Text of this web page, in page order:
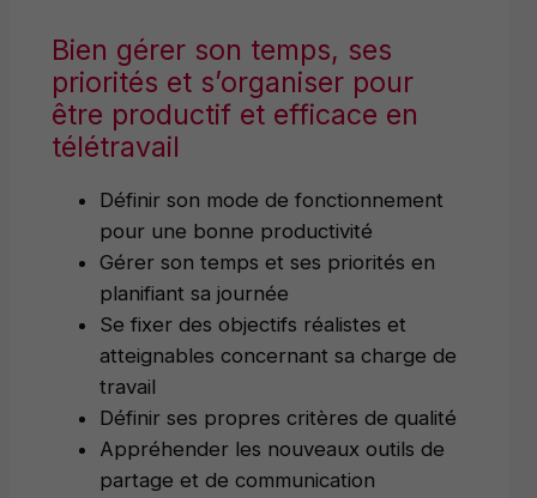
Bien gérer son temps, ses
priorités et s’organiser pour
être productif et efficace en
télétravail
Définir son mode de fonctionnement
pour une bonne productivité
Gérer son temps et ses priorités en
planifiant sa journée
Se fixer des objectifs réalistes et
atteignables concernant sa charge de
travail
Définir ses propres critères de qualité
Appréhender les nouveaux outils de
partage et de communication